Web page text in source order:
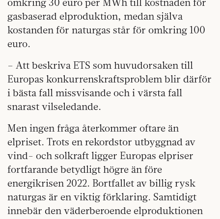
gasbaserad elproduktion, medan själva
kostanden för naturgas står för omkring 100
euro.
– Att beskriva ETS som huvudorsaken till
Europas konkurrenskraftsproblem blir därför
i bästa fall missvisande och i värsta fall
snarast vilseledande.
Men ingen fråga återkommer oftare än
elpriset. Trots en rekordstor utbyggnad av
vind- och solkraft ligger Europas elpriser
fortfarande betydligt högre än före
energikrisen 2022. Bortfallet av billig rysk
naturgas är en viktig förklaring. Samtidigt
innebär den väderberoende elproduktionen